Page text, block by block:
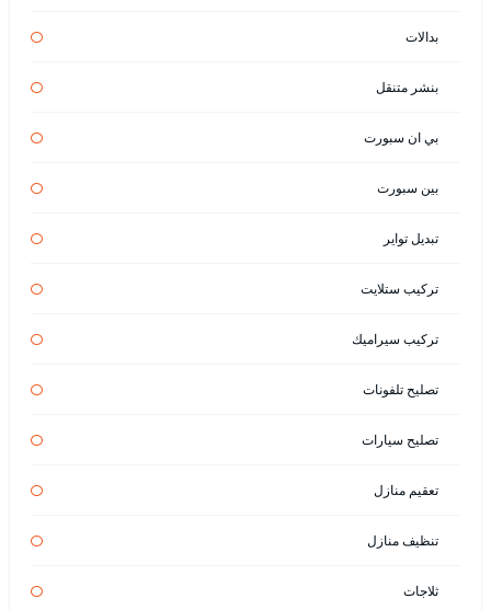
بدالات
بنشر متنقل
بي ان سبورت
بين سبورت
تبديل تواير
تركيب ستلايت
تركيب سيراميك
تصليح تلفونات
تصليح سيارات
تعقيم منازل
تنظيف منازل
ثلاجات